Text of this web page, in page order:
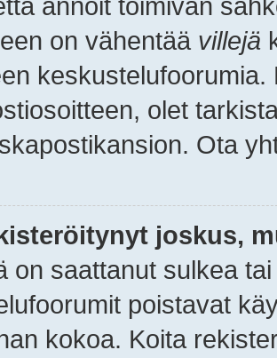
on vähentää villejä
olet
Ota
joskus,
on saattanut sulkea
poistavat
kokoa. Koita